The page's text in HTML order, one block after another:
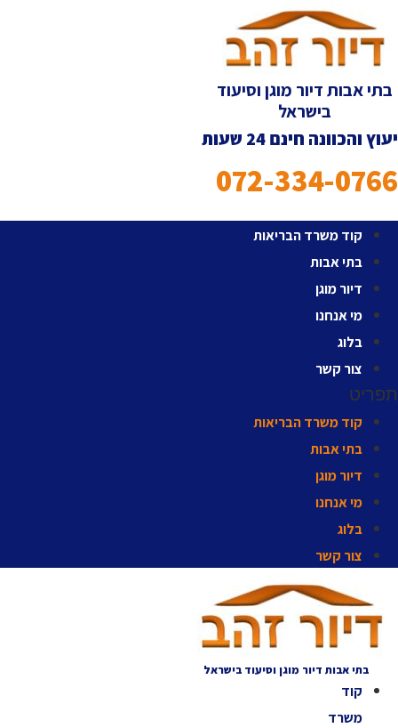
לתוכן
בתי אבות דיור מוגן וסיעוד
בישראל
יעוץ והכוונה חינם 24 שעות
072-334-0766
קוד משרד הבריאות
בתי אבות
דיור מוגן
מי אנחנו
בלוג
צור קשר
תפריט
קוד משרד הבריאות
בתי אבות
דיור מוגן
מי אנחנו
בלוג
צור קשר
בתי אבות דיור מוגן וסיעוד בישראל
קוד
משרד